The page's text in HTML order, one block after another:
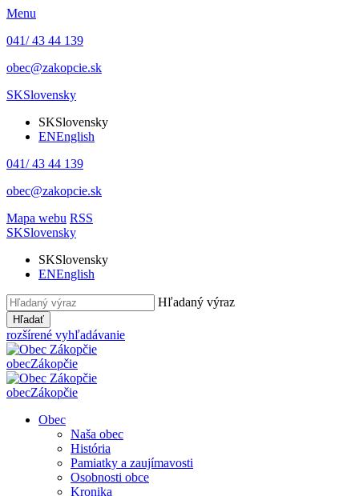
Menu
041/ 43 44 139
obec@zakopcie.sk
SKSlovensky
SKSlovensky
ENEnglish
041/ 43 44 139
obec@zakopcie.sk
Mapa webu RSS
SKSlovensky
SKSlovensky
ENEnglish
Hľadaný výraz
Hľadať
rozšírené vyhľadávanie
obecZákopčie
obecZákopčie
Obec
Naša obec
História
Pamiatky a zaujímavosti
Osobnosti obce
Kronika